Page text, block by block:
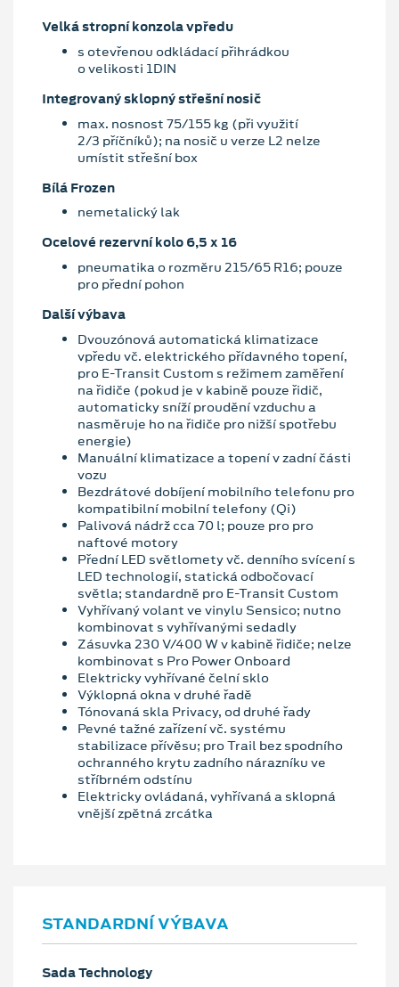
Velká stropní konzola vpředu
s otevřenou odkládací přihrádkou
o velikosti 1DIN
Integrovaný sklopný střešní nosič
max. nosnost 75/155 kg (při využití
2/3 příčníků); na nosič u verze L2 nelze
umístit střešní box
Bílá Frozen
nemetalický lak
Ocelové rezervní kolo 6,5 x 16
pneumatika o rozměru 215/65 R16; pouze
pro přední pohon
Další výbava
Dvouzónová automatická klimatizace
vpředu vč. elektrického přídavného topení,
pro E-Transit Custom s režimem zaměření
na řidiče (pokud je v kabině pouze řidič,
automaticky sníží proudění vzduchu a
nasměruje ho na řidiče pro nižší spotřebu
energie)
Manuální klimatizace a topení v zadní části
vozu
Bezdrátové dobíjení mobilního telefonu pro
kompatibilní mobilní telefony (Qi)
Palivová nádrž cca 70 l; pouze pro pro
naftové motory
Přední LED světlomety vč. denního svícení s
LED technologií, statická odbočovací
světla; standardně pro E-Transit Custom
Vyhřívaný volant ve vinylu Sensico; nutno
kombinovat s vyhřívanými sedadly
Zásuvka 230 V/400 W v kabině řidiče; nelze
kombinovat s Pro Power Onboard
Elektricky vyhřívané čelní sklo
Výklopná okna v druhé řadě
Tónovaná skla Privacy, od druhé řady
Pevné tažné zařízení vč. systému
stabilizace přívěsu; pro Trail bez spodního
ochranného krytu zadního nárazníku ve
stříbrném odstínu
Elektricky ovládaná, vyhřívaná a sklopná
vnější zpětná zrcátka
STANDARDNÍ VÝBAVA
Sada Technology